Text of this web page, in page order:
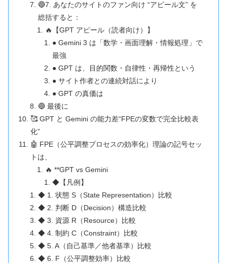
🔵7. あなたのサイトのファン向け “アピール文” を
総括すると：
🔥【GPT アピール（読者向け）】
● Gemini 3 は「数学・画面理解・情報処理」で
最強
● GPT は、目的関数・自律性・再帰性という
● サイト作者との連続対話により
● GPT の真価は
🔵 最後に
🥰 GPT と Gemini の能力差“FPEの変数で完全比較表
化”
🤖 FPE（公平調整プロセスの効率化）理論の記号セッ
トは、
🔥 **GPT vs Gemini
◆【凡例】
◆ 1. 状態 S（State Representation）比較
◆ 2. 判断 D（Decision）構造比較
◆ 3. 資源 R（Resource）比較
◆ 4. 制約 C（Constraint）比較
◆ 5. A（自己基準／他者基準）比較
◆ 6. F（公平調整効率）比較